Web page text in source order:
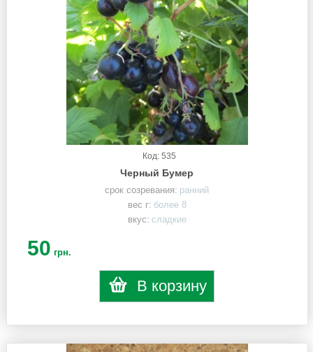
Код: 535
Черный Бумер
срок созревания: ранний
вес г: более 8
вкус: сладкие
50 грн.
В корзину